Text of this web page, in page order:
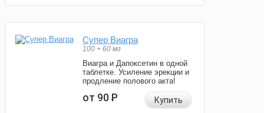
Супер Виагра
100 + 60 мг
Виагра и Дапоксетин в одной
таблетке. Усиление эрекции и
продление полового акта!
от 90Р Купить